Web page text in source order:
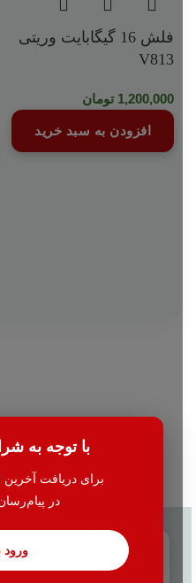
با توجه به
برای دریافت آخرین
در
ورود
فلش 16 گیگابایت وریتی
V813
1,200,000 تومان
افزودن به سبد خرید
تماس با ما